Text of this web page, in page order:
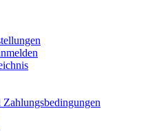
Zahlungsbedingungen